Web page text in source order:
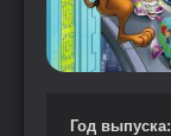
Год выпуска: